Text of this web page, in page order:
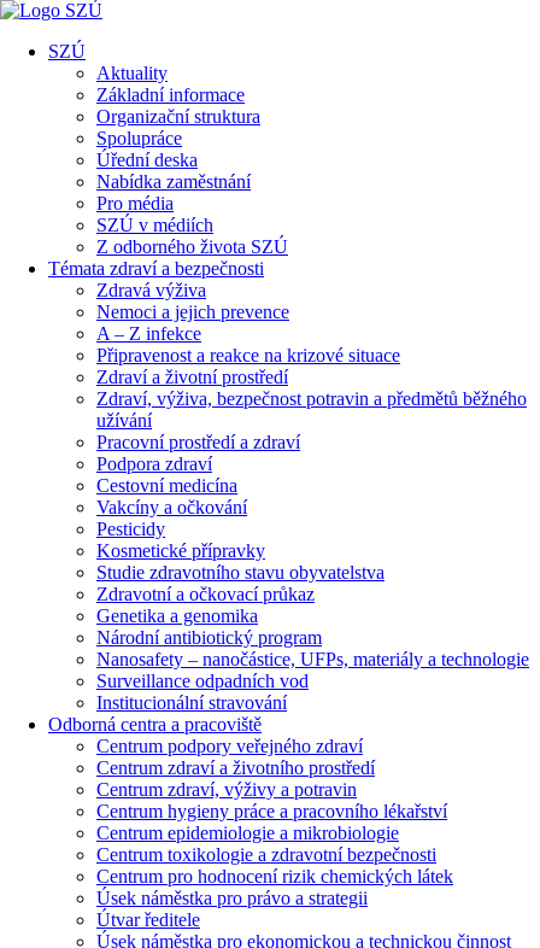
SZÚ
Aktuality
Základní informace
Organizační struktura
Spolupráce
Úřední deska
Nabídka zaměstnání
Pro média
SZÚ v médiích
Z odborného života SZÚ
Témata zdraví a bezpečnosti
Zdravá výživa
Nemoci a jejich prevence
A – Z infekce
Připravenost a reakce na krizové situace
Zdraví a životní prostředí
Zdraví, výživa, bezpečnost potravin a předmětů běžného
užívání
Pracovní prostředí a zdraví
Podpora zdraví
Cestovní medicína
Vakcíny a očkování
Pesticidy
Kosmetické přípravky
Studie zdravotního stavu obyvatelstva
Zdravotní a očkovací průkaz
Genetika a genomika
Národní antibiotický program
Nanosafety – nanočástice, UFPs, materiály a technologie
Surveillance odpadních vod
Institucionální stravování
Odborná centra a pracoviště
Centrum podpory veřejného zdraví
Centrum zdraví a životního prostředí
Centrum zdraví, výživy a potravin
Centrum hygieny práce a pracovního lékařství
Centrum epidemiologie a mikrobiologie
Centrum toxikologie a zdravotní bezpečnosti
Centrum pro hodnocení rizik chemických látek
Úsek náměstka pro právo a strategii
Útvar ředitele
Úsek náměstka pro ekonomickou a technickou činnost